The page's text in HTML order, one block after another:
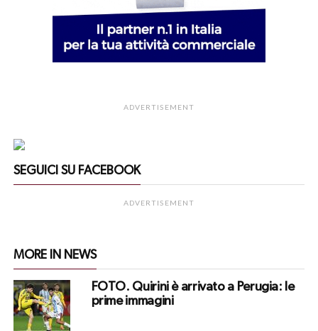
ADVERTISEMENT
SEGUICI SU FACEBOOK
ADVERTISEMENT
MORE IN NEWS
FOTO. Quirini è arrivato a Perugia: le
prime immagini